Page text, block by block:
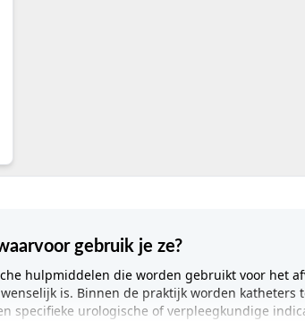
gebruik je ze?
hulpmiddelen die worden gebruikt voor het
is. Binnen de praktijk worden
specifieke urologische of verpleegkundige